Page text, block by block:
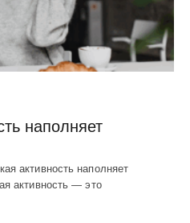
наполняет
активность наполняет
активность — это